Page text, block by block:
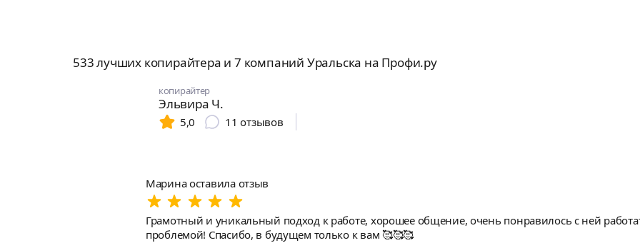
533 лучших копирайтера и 7 компаний Уральска на Профи.ру
копирайтер
Эльвира Ч.
5,0
11 отзывов
Марина оставила отзыв
Грамотный и уникальный подход к работе, хорошее общение, очень понравилось с ней
проблемой! Спасибо, в будущем только к вам 🥰🥰🥰